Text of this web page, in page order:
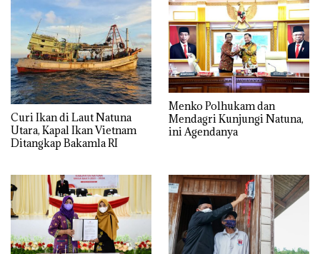
Curi Ikan di Laut Natuna
Utara, Kapal Ikan Vietnam
Ditangkap Bakamla RI
Menko Polhukam dan
Mendagri Kunjungi Natuna,
ini Agendanya